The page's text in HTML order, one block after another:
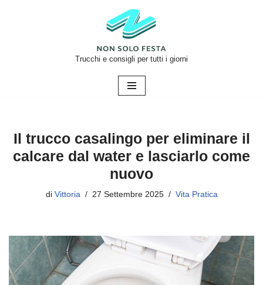
Trucchi e consigli per tutti i giorni
Il trucco casalingo per eliminare il
calcare dal water e lasciarlo come
nuovo
di Vittoria 27 Settembre 2025 Vita Pratica